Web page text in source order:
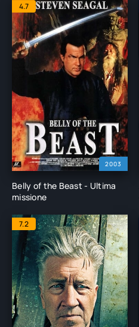
2003
4.7
Belly of the Beast - Ultima
missione
7.2